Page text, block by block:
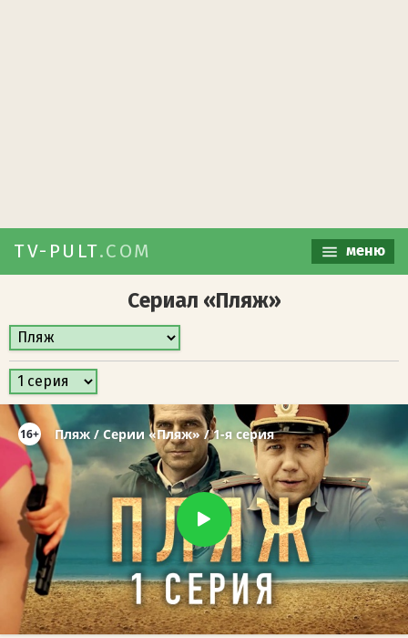
TV-PULT.COM меню
Сериал «Пляж»